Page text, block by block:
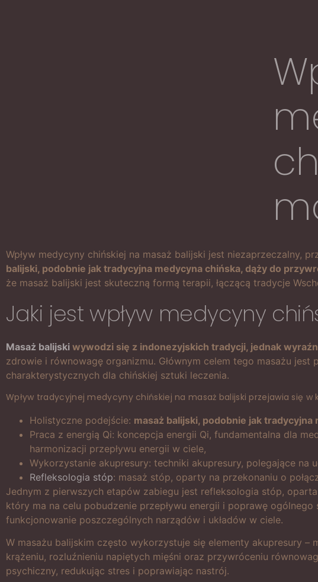
Wpływ medycyny chińskiej na masaż balijski jest niezaprzeczalny,
balijski, podobnie jak tradycyjna medycyna chińska, dąży do
że masaż balijski jest skuteczną formą terapii, łączącą tradycje
Jaki jest wpływ medycyny
Masaż balijski wywodzi się z indonezyjskich tradycji, jednak
zdrowie i równowagę organizmu. Głównym celem tego masażu
charakterystycznych dla chińskiej sztuki leczenia.
Wpływ tradycyjnej medycyny chińskiej na masaż balijski przejawia się
Holistyczne podejście: masaż balijski, podobnie jak tradycyjna
Praca z energią Qi: koncepcja energii Qi, fundamentalna dla
harmonizacji przepływu energii w ciele,
Wykorzystanie akupresury: techniki akupresury, polegające na
Refleksologia stóp: masaż stóp, oparty na przekonaniu o
Jednym z pierwszych etapów zabiegu jest refleksologia stóp,
który ma na celu pobudzenie przepływu energii i poprawę
funkcjonowanie poszczególnych narządów i układów w ciele.
W masażu balijskim często wykorzystuje się elementy akupresury
krążeniu, rozluźnieniu napiętych mięśni oraz przywróceniu
psychiczny, redukując stres i poprawiając nastrój.